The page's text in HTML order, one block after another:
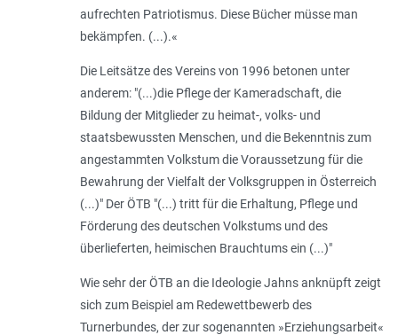
aufrechten Patriotismus. Diese Bücher müsse man
bekämpfen. (...).«
Die Leitsätze des Vereins von 1996 betonen unter
anderem: "(...)die Pflege der Kameradschaft, die
Bildung der Mitglieder zu heimat-, volks- und
staatsbewussten Menschen, und die Bekenntnis zum
angestammten Volkstum die Voraussetzung für die
Bewahrung der Vielfalt der Volksgruppen in Österreich
(...)" Der ÖTB "(...) tritt für die Erhaltung, Pflege und
Förderung des deutschen Volkstums und des
überlieferten, heimischen Brauchtums ein (...)"
Wie sehr der ÖTB an die Ideologie Jahns anknüpft zeigt
sich zum Beispiel am Redewettbewerb des
Turnerbundes, der zur sogenannten »Erziehungsarbeit«